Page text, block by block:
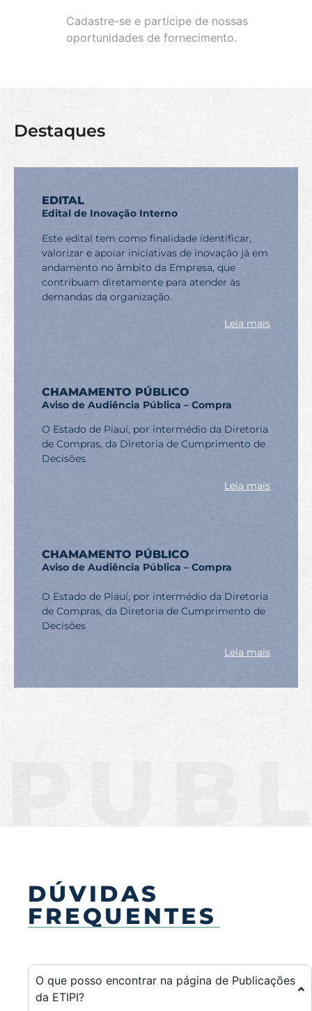
Cadastre-se e participe de nossas
oportunidades de fornecimento.
Destaques
EDITAL
Edital de Inovação Interno
Este edital tem como finalidade identificar,
valorizar e apoiar iniciativas de inovação já em
andamento no âmbito da Empresa, que
contribuam diretamente para atender às
demandas da organização.
Leia mais
CHAMAMENTO PÚBLICO
Aviso de Audiência Pública – Compra
O Estado de Piauí, por intermédio da Diretoria
de Compras, da Diretoria de Cumprimento de
Decisões
Leia mais
CHAMAMENTO PÚBLICO
Aviso de Audiência Pública – Compra
O Estado de Piauí, por intermédio da Diretoria
de Compras, da Diretoria de Cumprimento de
Decisões
Leia mais
DÚVIDAS
FREQUENTES
O que posso encontrar na página de Publicações
da ETIPI?